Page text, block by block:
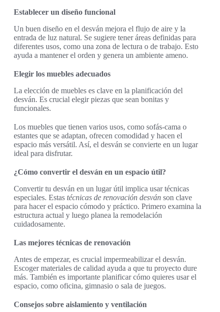
Establecer un diseño funcional
Un buen diseño en el desván mejora el flujo de aire y la
entrada de luz natural. Se sugiere tener áreas definidas para
diferentes usos, como una zona de lectura o de trabajo. Esto
ayuda a mantener el orden y genera un ambiente ameno.
Elegir los muebles adecuados
La elección de muebles es clave en la planificación del
desván. Es crucial elegir piezas que sean bonitas y
funcionales.
Los muebles que tienen varios usos, como sofás-cama o
estantes que se adaptan, ofrecen comodidad y hacen el
espacio más versátil. Así, el desván se convierte en un lugar
ideal para disfrutar.
¿Cómo convertir el desván en un espacio útil?
Convertir tu desván en un lugar útil implica usar técnicas
especiales. Estas técnicas de renovación desván son clave
para hacer el espacio cómodo y práctico. Primero examina la
estructura actual y luego planea la remodelación
cuidadosamente.
Las mejores técnicas de renovación
Antes de empezar, es crucial impermeabilizar el desván.
Escoger materiales de calidad ayuda a que tu proyecto dure
más. También es importante planificar cómo quieres usar el
espacio, como oficina, gimnasio o sala de juegos.
Consejos sobre aislamiento y ventilación